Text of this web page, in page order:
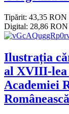
Tipărit: 43,35 RON
Digital: 28,86 RON
Ilustrația
al XVIII-
Academiei
Românească